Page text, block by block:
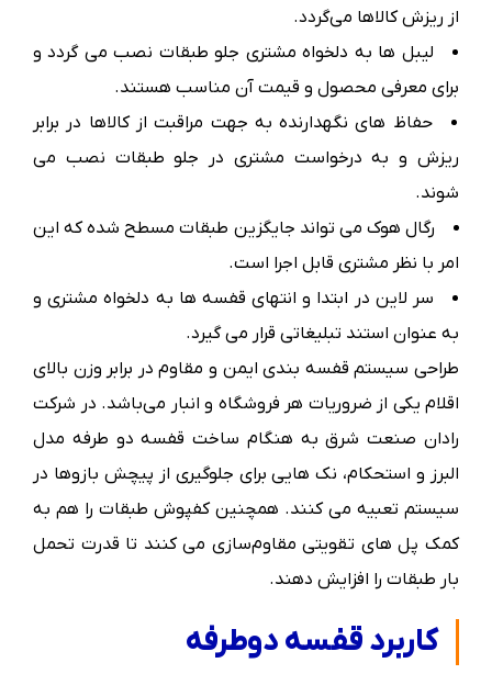
از ریزش کالاها می‌گردد.
لیبل ها به دلخواه مشتری جلو طبقات نصب می گردد و
برای معرفی محصول و قیمت آن مناسب هستند.
حفاظ های نگهدارنده به جهت مراقبت از کالاها در برابر
ریزش و به درخواست مشتری در جلو طبقات نصب می
شوند.
رگال هوک می تواند جایگزین طبقات مسطح شده که این
امر با نظر مشتری قابل اجرا است.
سر لاین در ابتدا و انتهای قفسه ها به دلخواه مشتری و
به عنوان استند تبلیغاتی قرار می گیرد.
طراحی سیستم قفسه بندی ایمن و مقاوم در برابر وزن بالای
اقلام یکی از ضروریات هر فروشگاه و انبار می‌باشد. در شرکت
رادان صنعت شرق به هنگام ساخت قفسه دو طرفه مدل
البرز و استحکام، نک هایی برای جلوگیری از پیچش بازوها در
سیستم تعبیه می کنند. همچنین کفپوش طبقات را هم به
کمک پل های تقویتی مقاوم‌سازی می کنند تا قدرت تحمل
بار طبقات را افزایش دهند.
کاربرد قفسه دوطرفه